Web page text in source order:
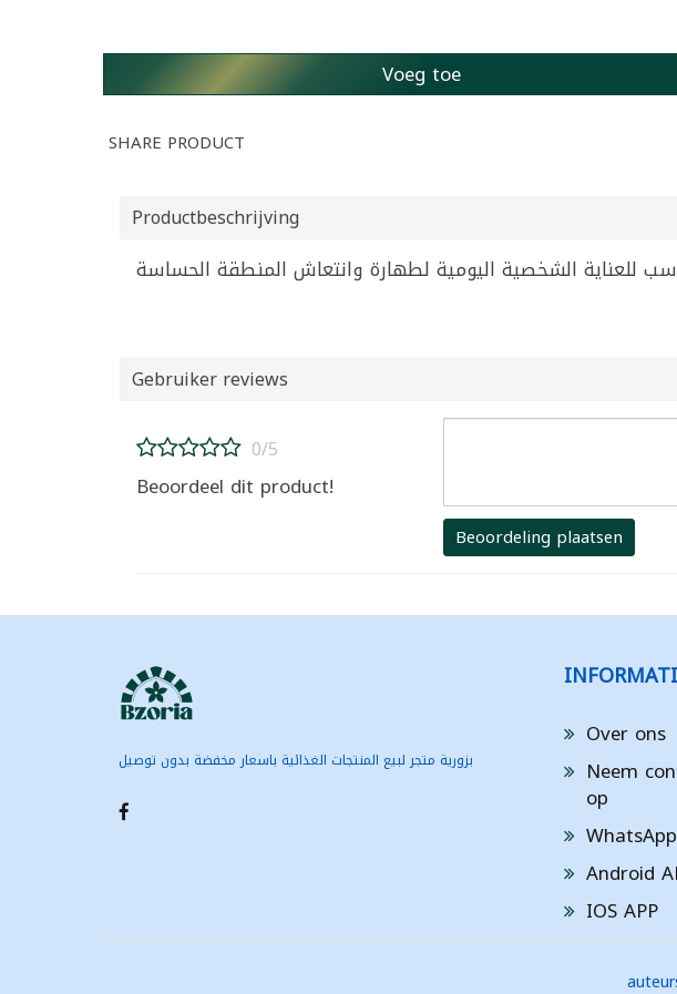
Voeg toe
SHARE PRODUCT
Productbeschrijving
Gebruiker reviews
0/5
Beoordeel dit product!
Beoordeling plaatsen
بزورية متجر لبيع المنتجات الغذائية باسعار مخفضة بدون توصيل
Over ons
Neem
op
Android
IOS APP